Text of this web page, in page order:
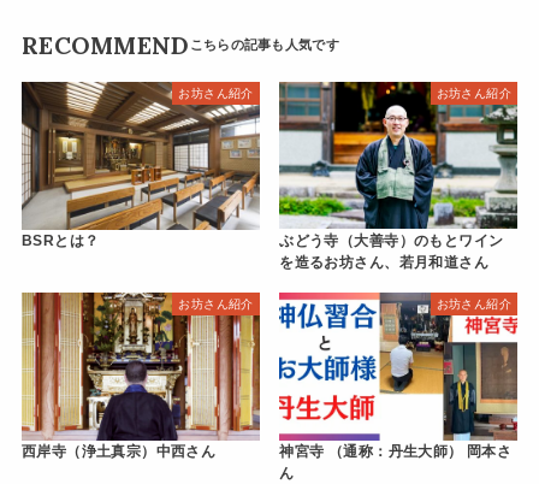
RECOMMEND
お坊さん紹介
BSRとは？
お坊さん紹介
ぶどう寺（大善寺）のもとワイン
を造るお坊さん、若月和道さん
お坊さん紹介
西岸寺（浄土真宗）中西さん
お坊さん紹介
神宮寺 （通称：丹生大師） 岡本さ
ん